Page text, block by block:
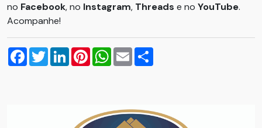
no Facebook, no Instagram, Threads e no YouTube.
Acompanhe!
Facebook
TwitterLinkedInPinterestWhatsApp
Email